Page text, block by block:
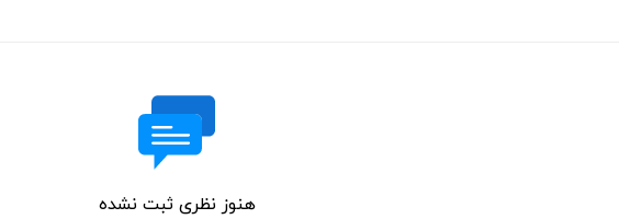
هنوز نظری ثبت نشده